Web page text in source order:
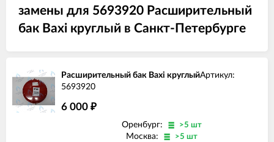
замены для 5693920 Расширительный
бак Baxi круглый в Санкт-Петербурге
Расширительный бак Baxi круглыйАртикул:
5693920
6 000 ₽
Оренбург: >5 шт
Москва: >5 шт